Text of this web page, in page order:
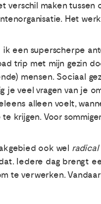
verschil maken
Het
een superscherpe
trip met mijn gezin
mensen. Sociaal
je veel vragen van je
alleen voelt,
krijgen. Voor
ook wel
Iedere dag brengt
te verwerken.